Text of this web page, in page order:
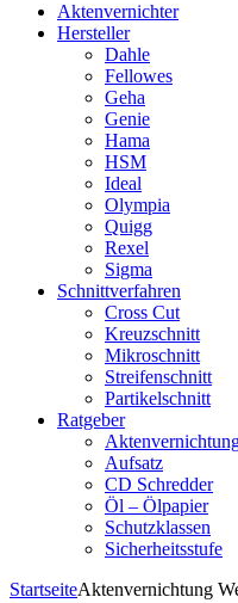
Aktenvernichter
Hersteller
Dahle
Fellowes
Geha
Genie
Hama
HSM
Ideal
Olympia
Quigg
Rexel
Sigma
Schnittverfahren
Cross Cut
Kreuzschnitt
Mikroschnitt
Streifenschnitt
Partikelschnitt
Ratgeber
Aufsatz
CD Schredder
Öl – Ölpapier
Schutzklassen
Sicherheitsstufe
StartseiteAktenvernichtung